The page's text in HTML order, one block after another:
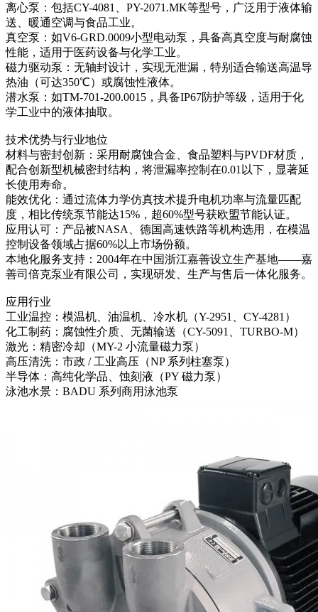
离心泵：包括CY-4081、PY-2071.MK等型号，广泛用于液体输
送、暖通空调与食品工业。
真空泵：如V6-GRD.0009小型电动泵，具备高真空度与耐腐蚀
性能，适用于医药设备与化学工业。
磁力驱动泵：无轴封设计，实现无泄漏，特别适合输送高温导
热油（可达350℃）或腐蚀性液体。
潜水泵：如TM-701-200.0015，具备IP67防护等级，适用于化
学工业中的液体抽取。
技术优势与行业地位
材料与密封创新：采用耐腐蚀合金、食品塑料与PVDF材质，
配合创新型机械密封结构，将泄漏率控制在0.01以下，显著延
长使用寿命。
能效优化：通过流体力学仿真技术提升电机功率与流量匹配
度，相比传统泵节能达15%，超60%型号获欧盟节能认证。
应用认可：产品被NASA、德国高速铁路等机构选用，在模温
控制设备领域占据60%以上市场份额。
本地化服务支持：2004年在中国浙江嘉善设立生产基地——嘉
善司倍克泵业有限公司，实现研发、生产与售后一体化服务。
应用行业
工业温控：模温机、油温机、冷水机（Y-2951、CY-4281）
化工制药：腐蚀性介质、无菌输送（CY-5091、TURBO-M）
激光：精密冷却（MY-2 小流量磁力泵）
高压清洗：市政 / 工业高压（NP 系列柱塞泵）
半导体：高纯化学品、蚀刻液（PY 磁力泵）
泳池水景：BADU 系列商用泳池泵